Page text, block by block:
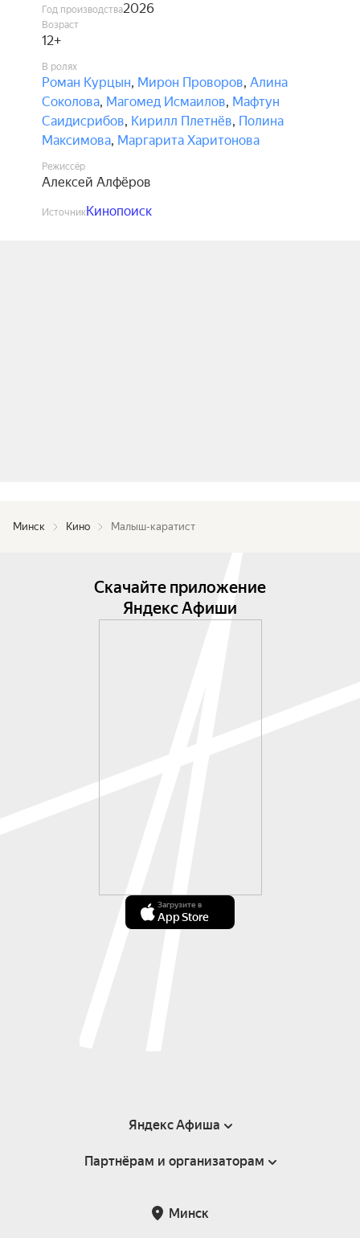
Год производства2026
Возраст
12+
В ролях
Роман Курцын, Мирон Проворов, Алина
Соколова, Магомед Исмаилов, Мафтун
Саидисрибов, Кирилл Плетнёв, Полина
Максимова, Маргарита Харитонова
Режиссёр
Алексей Алфёров
ИсточникКинопоиск
Минск Кино Малыш-каратист
Скачайте приложение
Яндекс Афиши
Загрузите в
App Store
Яндекс Афиша
Справка
Партнёрам и организаторам
Минск